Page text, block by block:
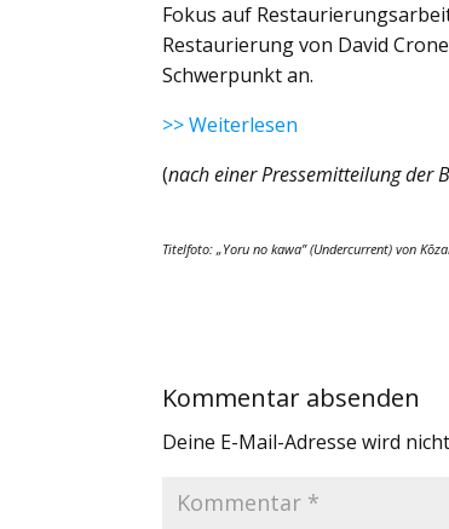
Fokus auf
Restaurierung von David
Schwerpunkt an.
>> Weiterlesen
(nach einer Pressemitteilung der
Titelfoto: „Yoru no kawa” (Undercurrent) von
Kommentar absenden
Deine E-Mail-Adresse wird